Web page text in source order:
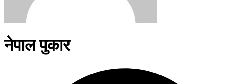
नेपाल पुकार